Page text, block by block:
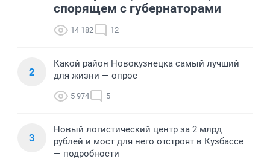
Из бармена в ресторанного
короля Кузбасса: что мы знаем
спорящем с губернаторами
для жизни — опрос
5 974 5